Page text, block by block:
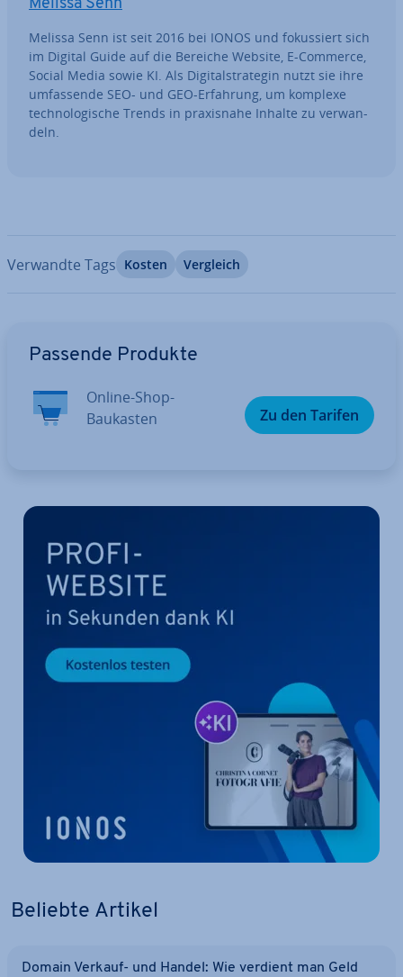
Melissa Senn
Melissa Senn ist seit 2016 bei IONOS und fo­kus­siert sich
im Digital Guide auf die Bereiche Website, E-Commerce,
Social Media sowie KI. Als Di­gi­tal­stra­te­gin nutzt sie ihre
um­fas­sen­de SEO- und GEO-Erfahrung, um komplexe
tech­no­lo­gi­sche Trends in pra­xis­na­he Inhalte zu ver­wan­
deln.
Verwandte Tags Kosten Vergleich
Passende Produkte
Online-Shop-
Baukasten
Zu den Tarifen
Beliebte Artikel
Domain Verkauf- und Handel: Wie verdient man Geld